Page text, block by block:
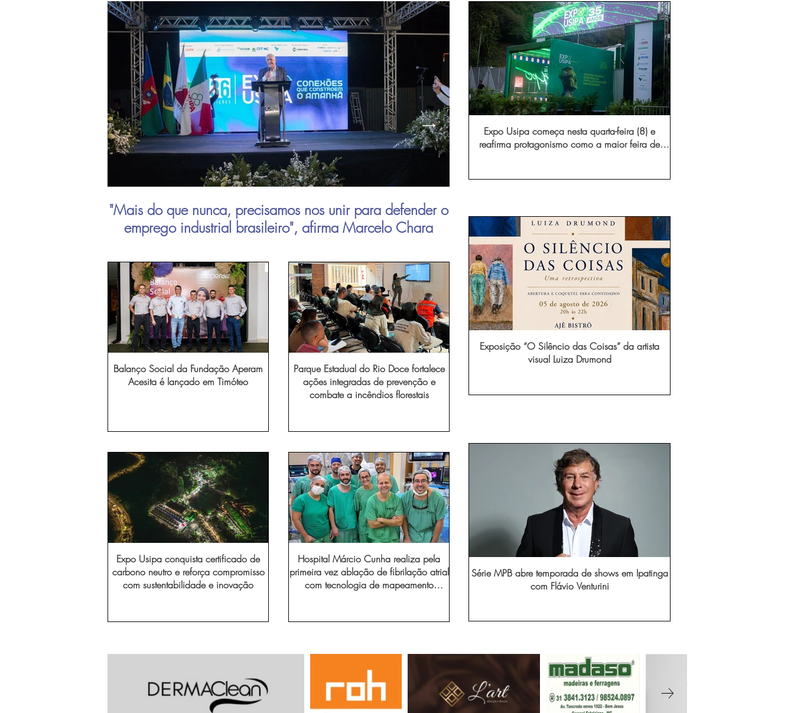
"Mais do que nunca, precisamos nos unir para defender o
emprego industrial brasileiro", afirma Marcelo Chara
viagens de caminhões por ano pelas vias de Timóteo
Balanço Social da Fundação Aperam
Acesita é lançado em Timóteo
Parque Estadual do Rio Doce fortalece
ações integradas de prevenção e
combate a incêndios florestais
Expo Usipa começa nesta quarta-feira (8) e
reafirma protagonismo como a maior feira de
Exposição “O Silêncio das Coisas” da artista
visual Luiza Drumond
Expo Usipa conquista certificado de
carbono neutro e reforça compromisso
com sustentabilidade e inovação
Hospital Márcio Cunha realiza pela
primeira vez ablação de fibrilação atrial
com tecnologia de mapeamento
Série MPB abre temporada de shows em Ipatinga
com Flávio Venturini